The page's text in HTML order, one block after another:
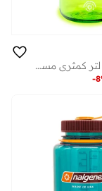
نالجين أمريكا لتر كمثري مستدام
-8